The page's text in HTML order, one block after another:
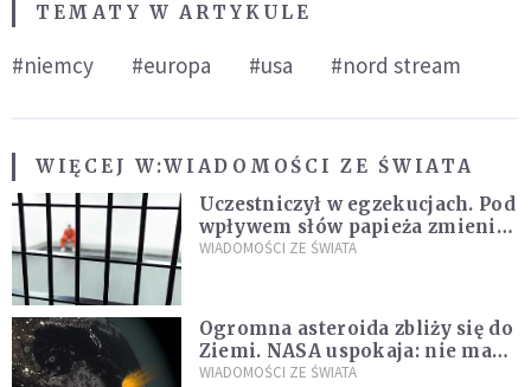
TEMATY W ARTYKULE
#niemcy #europa #usa #nord stream
WIĘCEJ W:WIADOMOŚCI ZE ŚWIATA
Uczestniczył w egzekucjach. Pod
wpływem słów papieża zmienił
zdanie
WIADOMOŚCI ZE ŚWIATA
Ogromna asteroida zbliży się do
Ziemi. NASA uspokaja: nie ma
zagrożenia
WIADOMOŚCI ZE ŚWIATA